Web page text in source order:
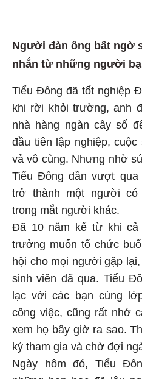
Người đàn ông bất ngờ
nhắn từ những người
Tiểu Đông đã tốt nghiệp
khi rời khỏi trường, anh
nhà hàng ngàn cây số
đầu tiên lập nghiệp,
vả vô cùng. Nhưng nhờ
Tiểu Đông dần vượt qua
trở thành một người có
trong mắt người khác.
Đã 10 năm kể từ khi
trưởng muốn tổ chức
hội cho mọi người gặp
sinh viên đã qua. Tiểu
lạc với các bạn cùng
công việc, cũng rất nhớ
xem họ bây giờ ra sao.
ký tham gia và chờ đợi
Ngày hôm đó, Tiểu